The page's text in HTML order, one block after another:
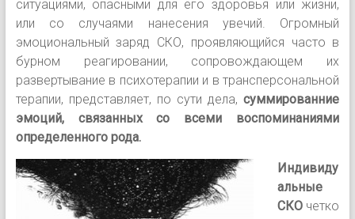
ситуациями, опасными для его здоровья или жизни,
или со случаями нанесения увечий. Огромный
эмоциональный заряд СКО, проявляющийся часто в
бурном реагировании, сопровождающем их
развертывание в психотерапии и в трансперсональной
терапии, представляет, по сути дела,суммированние
эмоций, связанных со всеми воспоминаниями
определенного рода.
Индивиду
альные
СКОчетко